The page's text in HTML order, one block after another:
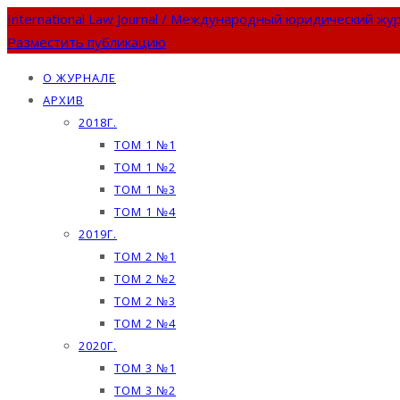
International Law Journal / Международный юридический
Разместить публикацию
О ЖУРНАЛЕ
АРХИВ
2018Г.
ТОМ 1 №1
ТОМ 1 №2
ТОМ 1 №3
ТОМ 1 №4
2019Г.
ТОМ 2 №1
ТОМ 2 №2
ТОМ 2 №3
ТОМ 2 №4
2020Г.
ТОМ 3 №1
ТОМ 3 №2